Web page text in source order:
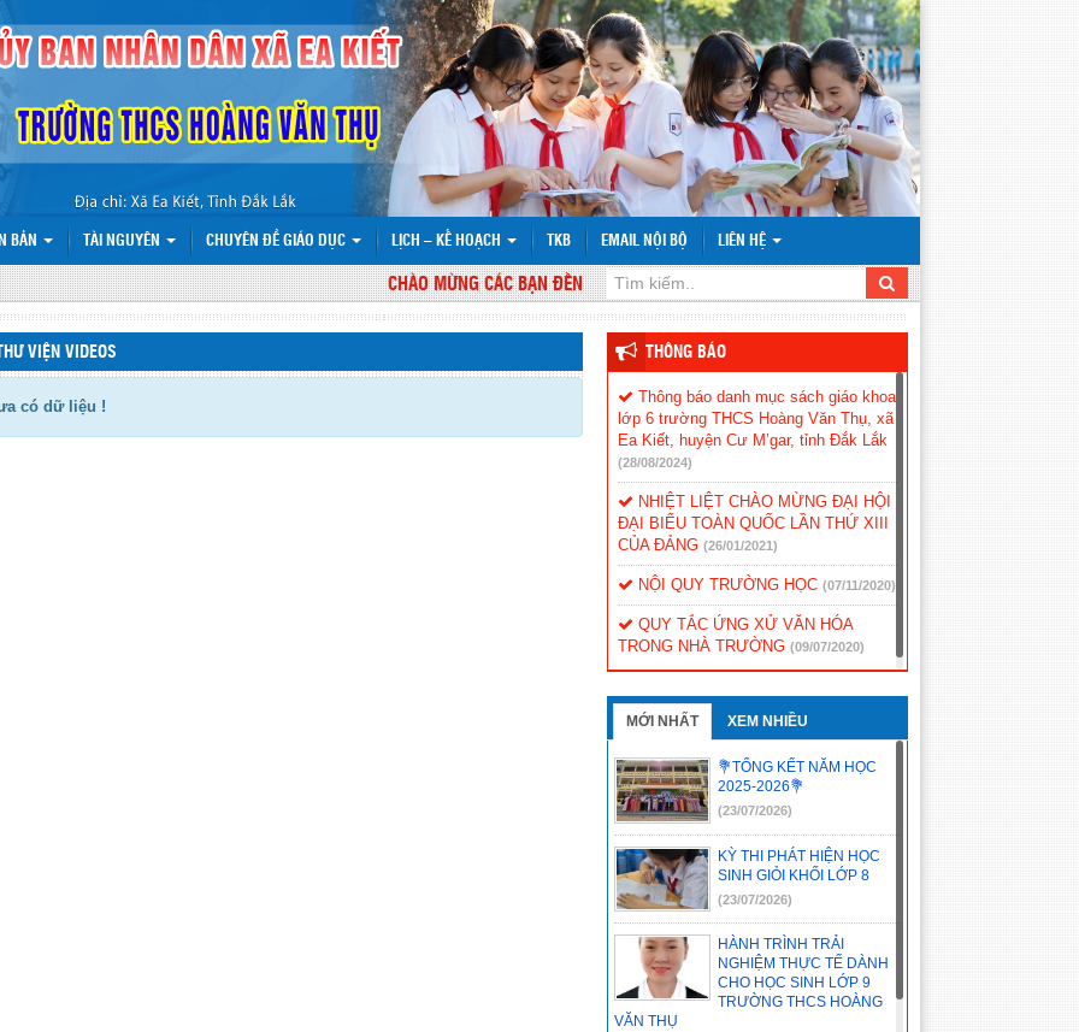
BẢN TÀI NGUYÊN CHUYÊN ĐỀ GIÁO DỤC LỊCH – KẾ HOẠCH TKB EMAIL NỘI BỘ LIÊN HỆ
CHÀO MỪNG CÁC BẠN ĐẾN VỚI WEBSITE TRƯỜNG THCS HOÀNG VĂN THỤ
THƯ VIỆN VIDEOS
có dữ liệu !
THÔNG BÁO
Thông báo danh mục sách giáo khoa
lớp 6 trường THCS Hoàng Văn Thụ, xã
Ea Kiết, huyện Cư M’gar, tỉnh Đắk Lắk
(28/08/2024)
NHIỆT LIỆT CHÀO MỪNG ĐẠI HỘI
ĐẠI BIỂU TOÀN QUỐC LẦN THỨ XIII
CỦA ĐẢNG (26/01/2021)
NỘI QUY TRƯỜNG HỌC (07/11/2020)
QUY TẮC ỨNG XỬ VĂN HÓA
TRONG NHÀ TRƯỜNG (09/07/2020)
MỚI NHẤT XEM NHIỀU
💐TỔNG KẾT NĂM HỌC
2025-2026💐
(23/07/2026)
KỲ THI PHÁT HIỆN HỌC
SINH GIỎI KHỐI LỚP 8
(23/07/2026)
HÀNH TRÌNH TRẢI
NGHIỆM THỰC TẾ DÀNH
CHO HỌC SINH LỚP 9
TRƯỜNG THCS HOÀNG
VĂN THỤ